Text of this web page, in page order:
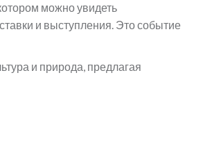
можно увидеть
и выступления. Это событие
и природа, предлагая